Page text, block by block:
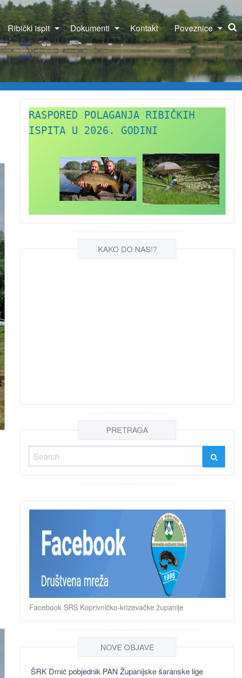
Ribički ispit Dokumenti Kontakt Poveznice
RASPORED POLAGANJA RIBIČKIH
ISPITA U 2026. GODINI
KAKO DO NAS!?
PRETRAGA
Facebook ŠRS Koprivničko-krizevačke županije
NOVE OBJAVE
ŠRK Drnić pobjednik PAN Županijske šaranske lige